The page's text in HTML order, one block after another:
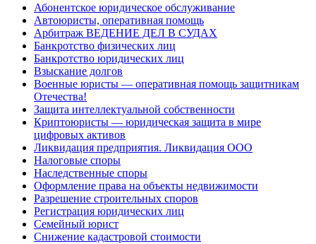
Абонентское юридическое обслуживание
Автоюристы, оперативная помощь
Арбитраж ВЕДЕНИЕ ДЕЛ В СУДАХ
Банкротство физических лиц
Банкротство юридических лиц
Взыскание долгов
Военные юристы — оперативная помощь защитникам
Отечества!
Защита интеллектуальной собственности
Криптоюристы — юридическая защита в мире
цифровых активов
Ликвидация предприятия. Ликвидация ООО
Налоговые споры
Наследственные споры
Оформление права на объекты недвижимости
Разрешение строительных споров
Регистрация юридических лиц
Семейный юрист
Снижение кадастровой стоимости